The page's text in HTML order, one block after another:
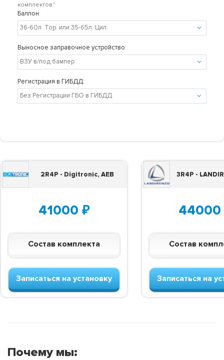
комплектов"
Баллон:
Выносное заправочное устройство:
Регистрация в ГИБДД:
2R4P - Digitronic, AEB
41000 ₽
Состав комплекта
Записаться на установку
3R4P -
44000
Состав
Записаться на
Почему мы: